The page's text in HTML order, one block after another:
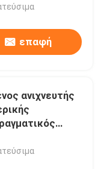
επαφή
ανιχνευτής
υλικό PVC
OEM